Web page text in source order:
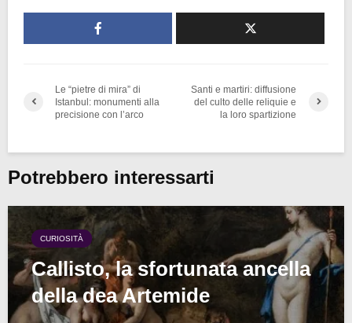
Le “pietre di mira” di
Istanbul: monumenti alla
precisione con l’arco
Santi e martiri: diffusione
del culto delle reliquie e
la loro spartizione
Potrebbero interessarti
CURIOSITÀ
Callisto, la sfortunata ancella
della dea Artemide